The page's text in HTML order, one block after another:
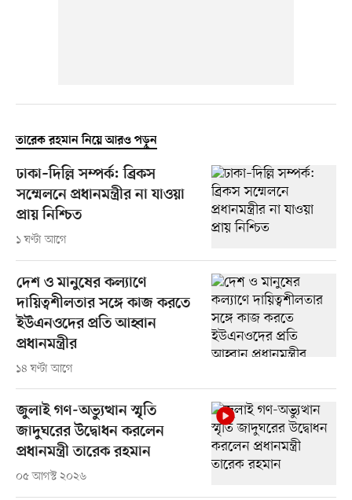
তারেক রহমান নিয়ে আরও পড়ুন
ঢাকা–দিল্লি সম্পর্ক: ব্রিকস
সম্মেলনে প্রধানমন্ত্রীর না যাওয়া
প্রায় নিশ্চিত
১ ঘণ্টা আগে
দেশ ও মানুষের কল্যাণে
দায়িত্বশীলতার সঙ্গে কাজ করতে
ইউএনওদের প্রতি আহ্বান
প্রধানমন্ত্রীর
১৪ ঘণ্টা আগে
জুলাই গণ-অভ্যুত্থান স্মৃতি
জাদুঘরের উদ্বোধন করলেন
প্রধানমন্ত্রী তারেক রহমান
০৫ আগস্ট ২০২৬